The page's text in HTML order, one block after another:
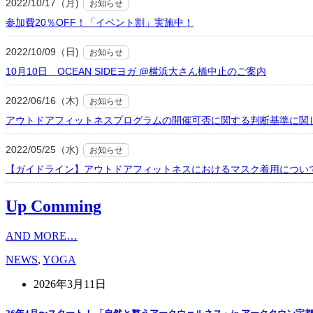
2022/10/17（月) お知らせ
参加費20％OFF！「イベント割」実施中！
2022/10/09（日) お知らせ
10月10日 OCEAN SIDEヨガ @横浜大さん橋中止のご案内
2022/06/16（木) お知らせ
アウトドアフィットネスプログラムの開催可否に関する判断基準に関
2022/05/25（水) お知らせ
【ガイドライン】アウトドアフィットネスにおけるマスク着用につい
Up Comming
AND MORE…
NEWS, YOGA
2026年3月11日